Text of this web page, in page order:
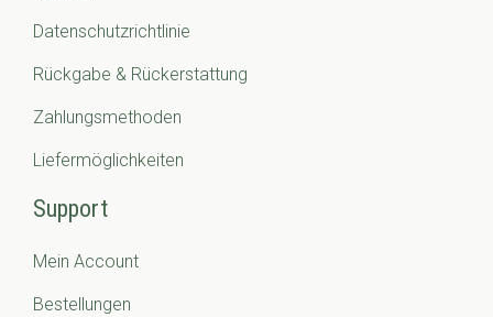
Datenschutzrichtlinie
Rückgabe & Rückerstattung
Zahlungsmethoden
Liefermöglichkeiten
Support
Mein Account
Bestellungen